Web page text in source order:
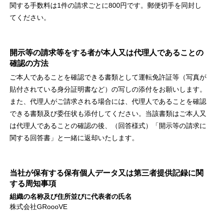
関する手数料は1件の請求ごとに800円です。郵便切手を同封し
てください。
開示等の請求等をする者が本人又は代理人であることの
確認の方法
ご本人であることを確認できる書類として運転免許証等（写真が
貼付されている身分証明書など）の写しの添付をお願いします。
また、代理人がご請求される場合には、代理人であることを確認
できる書類及び委任状も添付してください。当該書類はご本人又
は代理人であることの確認の後、（回答様式）「開示等の請求に
関する回答書」と一緒に返却いたします。
当社が保有する保有個人データ又は第三者提供記録に関
する周知事項
組織の名称及び住所並びに代表者の氏名
株式会社GRoooVE